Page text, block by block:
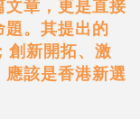
章，更是直接
。其提出的
創新開拓、激
該是香港新選